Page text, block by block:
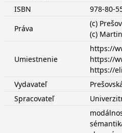
ISBN
978-80-
Práva
(c)
(c)
Umiestnenie
https://
https://
https://
Vydavateľ
Spracovateľ